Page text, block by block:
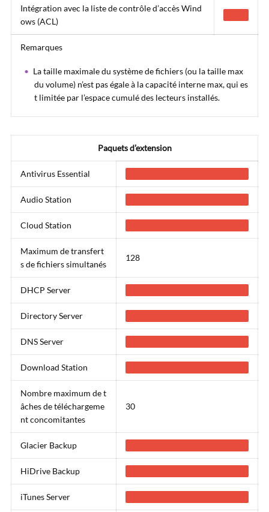
Intégration avec la liste de contrôle d’accès Wind
ows (ACL)
Remarques
La taille maximale du système de fichiers (ou la taille max
du volume) n’est pas égale à la capacité interne max, qui es
t limitée par l’espace cumulé des lecteurs installés.
Paquets d’extension
Antivirus Essential
Audio Station
Cloud Station
Maximum de transfert
s de fichiers simultanés
128
DHCP Server
Directory Server
DNS Server
Download Station
Nombre maximum de t
âches de téléchargeme
nt concomitantes
30
Glacier Backup
HiDrive Backup
iTunes Server